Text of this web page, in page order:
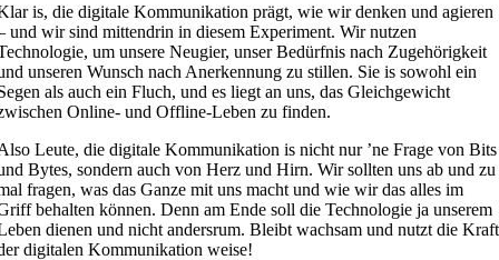
is, die digitale Kommunikation prägt, wie wir denken und agieren
und wir sind mittendrin in diesem Experiment. Wir nutzen
um unsere Neugier, unser Bedürfnis nach Zugehörigkeit
unseren Wunsch nach Anerkennung zu stillen. Sie is sowohl ein
als auch ein Fluch, und es liegt an uns, das Gleichgewicht
Online- und Offline-Leben zu finden.
Leute, die digitale Kommunikation is nicht nur ’ne Frage von Bits
Bytes, sondern auch von Herz und Hirn. Wir sollten uns ab und zu
fragen, was das Ganze mit uns macht und wie wir das alles im
behalten können. Denn am Ende soll die Technologie ja unserem
dienen und nicht andersrum. Bleibt wachsam und nutzt die Kraft
digitalen Kommunikation weise!